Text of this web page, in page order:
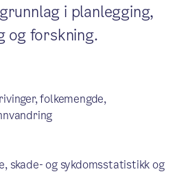
i planlegging,
og forskning.
folkemengde,
skade- og sykdomsstatistikk og